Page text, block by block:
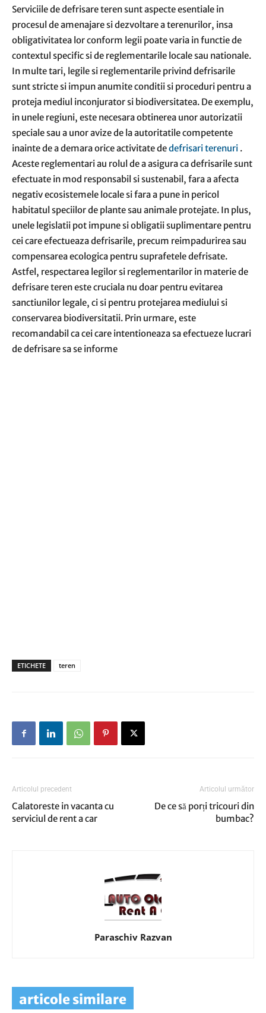
Serviciile de defrisare teren sunt aspecte esentiale in
procesul de amenajare si dezvoltare a terenurilor, insa
obligativitatea lor conform legii poate varia in functie de
contextul specific si de reglementarile locale sau nationale.
In multe tari, legile si reglementarile privind defrisarile
sunt stricte si impun anumite conditii si proceduri pentru a
proteja mediul inconjurator si biodiversitatea. De exemplu,
in unele regiuni, este necesara obtinerea unor autorizatii
speciale sau a unor avize de la autoritatile competente
inainte de a demara orice activitate dedefrisari terenuri .
Aceste reglementari au rolul de a asigura ca defrisarile sunt
efectuate in mod responsabil si sustenabil, fara a afecta
negativ ecosistemele locale si fara a pune in pericol
habitatul speciilor de plante sau animale protejate. In plus,
unele legislatii pot impune si obligatii suplimentare pentru
cei care efectueaza defrisarile, precum reimpadurirea sau
compensarea ecologica pentru suprafetele defrisate.
Astfel, respectarea legilor si reglementarilor in materie de
defrisare teren este cruciala nu doar pentru evitarea
sanctiunilor legale, ci si pentru protejarea mediului si
conservarea biodiversitatii. Prin urmare, este
recomandabil ca cei care intentioneaza sa efectueze lucrari
de defrisare sa se informe
ETICHETE teren
Articolul precedent
Calatoreste in vacanta cu
serviciul de rent a car
Articolul următor
De ce să porți tricouri din
bumbac?
Paraschiv Razvan
articole similare